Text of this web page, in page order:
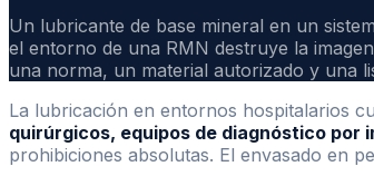
Un lubricante de base mineral en un
el entorno de una RMN destruye la
una norma, un material autorizado y una
La lubricación en entornos hospitalarios
quirúrgicos, equipos de diagnóstico por
prohibiciones absolutas. El envasado en